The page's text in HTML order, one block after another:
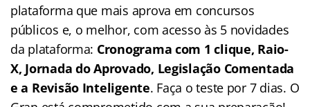
plataforma que mais aprova em concursos
públicos e, o melhor, com acesso às 5 novidades
da plataforma: Cronograma com 1 clique, Raio-
X, Jornada do Aprovado, Legislação Comentada
e a Revisão Inteligente. Faça o teste por 7 dias. O